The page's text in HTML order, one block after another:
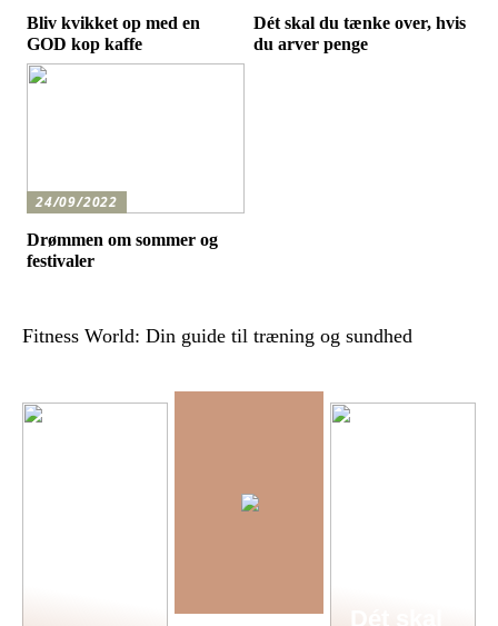
Bliv kvikket op med en
GOD kop kaffe
Dét skal du tænke over, hvis
du arver penge
24/09/2022
Drømmen om sommer og
festivaler
Fitness World: Din guide til træning og sundhed